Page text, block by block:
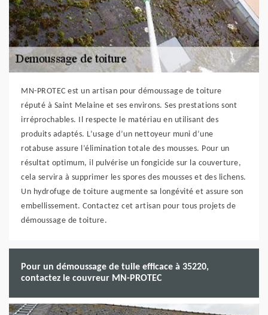
MN-PROTEC est un artisan pour démoussage de toiture
réputé à Saint Melaine et ses environs. Ses prestations sont
irréprochables. Il respecte le matériau en utilisant des
produits adaptés. L’usage d’un nettoyeur muni d’une
rotabuse assure l’élimination totale des mousses. Pour un
résultat optimum, il pulvérise un fongicide sur la couverture,
cela servira à supprimer les spores des mousses et des lichens.
Un hydrofuge de toiture augmente sa longévité et assure son
embellissement. Contactez cet artisan pour tous projets de
démoussage de toiture.
Pour un démoussage de tuile efficace à 35220,
contactez le couvreur MN-PROTEC